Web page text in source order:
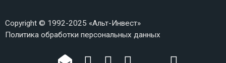
Copyright © 1992-2025 «Альт-Инвест»
Политика обработки персональных данных